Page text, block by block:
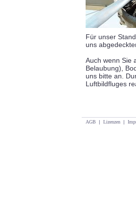
Für unser
uns
Auch wenn Sie
Belaubung),
uns bitte an.
Luftbildfluges
AGB | Lizenzen |